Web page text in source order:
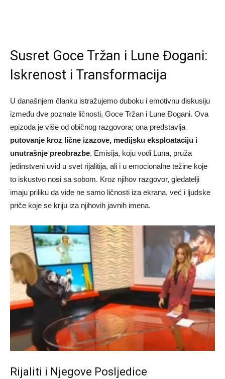
Susret Goce Tržan i Lune Đogani:
Iskrenost i Transformacija
U današnjem članku istražujemo duboku i emotivnu diskusiju
između dve poznate ličnosti, Goce Tržan i Lune Đogani. Ova
epizoda je više od običnog razgovora; ona predstavlja
putovanje kroz lične izazove, medijsku eksploataciju i
unutrašnje preobrazbe. Emisija, koju vodi Luna, pruža
jedinstveni uvid u svet rijalitija, ali i u emocionalne težine koje
to iskustvo nosi sa sobom. Kroz njihov razgovor, gledatelji
imaju priliku da vide ne samo ličnosti iza ekrana, već i ljudske
priče koje se kriju iza njihovih javnih imena.
Rijaliti i Njegove Posljedice